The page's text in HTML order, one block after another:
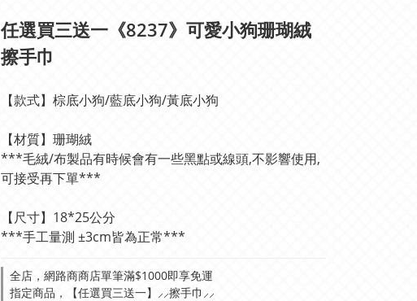
任選買三送一《8237》可愛小狗珊瑚絨
擦手巾
【款式】棕底小狗/藍底小狗/黃底小狗
【材質】珊瑚絨
***毛絨/布製品有時候會有一些黑點或線頭,不影響使用,
可接受再下單***
【尺寸】18*25公分
***手工量測 ±3cm皆為正常***
全店，網路商商店單筆滿$1000即享免運
指定商品，【任選買三送一】⸝⸝擦手巾⸝⸝